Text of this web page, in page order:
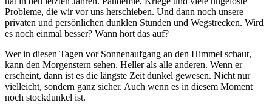
Probleme, die wir vor uns herschieben. Und dann noch unsere
privaten und persönlichen dunklen Stunden und Wegstrecken. Wird
es noch einmal besser? Wann hört das auf?
Wer in diesen Tagen vor Sonnenaufgang an den Himmel schaut,
kann den Morgenstern sehen. Heller als alle anderen. Wenn er
erscheint, dann ist es die längste Zeit dunkel gewesen. Nicht nur
vielleicht, sondern ganz sicher. Auch wenn es in diesem Moment
noch stockdunkel ist.